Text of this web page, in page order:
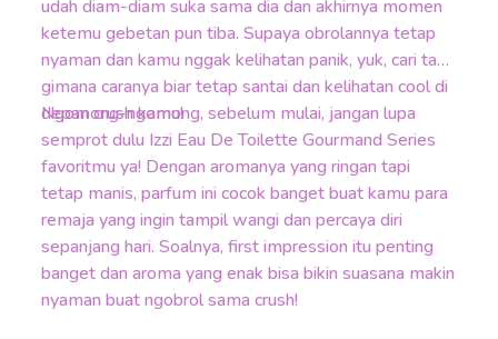
udah diam-diam suka sama dia dan akhirnya momen
ketemu gebetan pun tiba. Supaya obrolannya tetap
nyaman dan kamu nggak kelihatan panik, yuk, cari tahu
gimana caranya biar tetap santai dan kelihatan cool di
depan crush kamu!
Ngomong-ngomong, sebelum mulai, jangan lupa
semprot dulu Izzi Eau De Toilette Gourmand Series
favoritmu ya! Dengan aromanya yang ringan tapi
tetap manis, parfum ini cocok banget buat kamu para
remaja yang ingin tampil wangi dan percaya diri
sepanjang hari. Soalnya, first impression itu penting
banget dan aroma yang enak bisa bikin suasana makin
nyaman buat ngobrol sama crush!